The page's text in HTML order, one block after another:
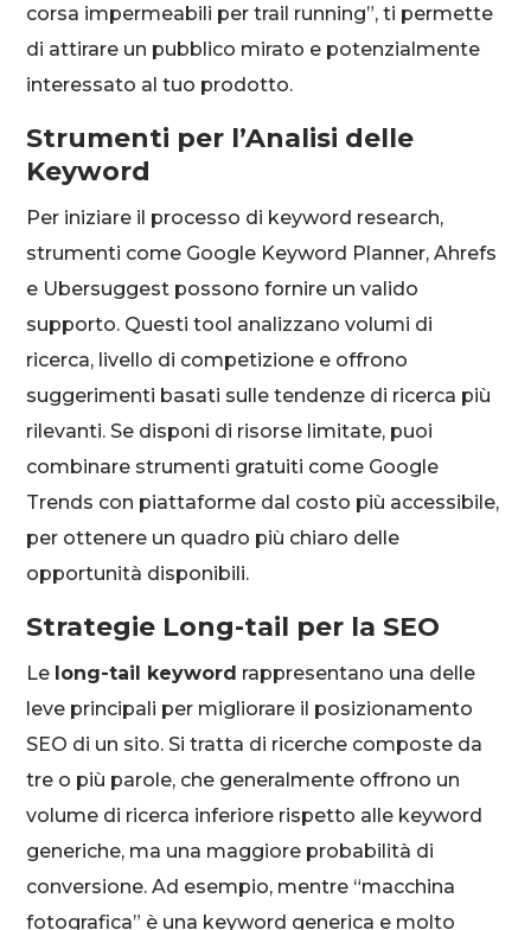
corsa impermeabili per trail running”, ti permette
di attirare un pubblico mirato e potenzialmente
interessato al tuo prodotto.
Strumenti per l’Analisi delle
Keyword
Per iniziare il processo di keyword research,
strumenti come Google Keyword Planner, Ahrefs
e Ubersuggest possono fornire un valido
supporto. Questi tool analizzano volumi di
ricerca, livello di competizione e offrono
suggerimenti basati sulle tendenze di ricerca più
rilevanti. Se disponi di risorse limitate, puoi
combinare strumenti gratuiti come Google
Trends con piattaforme dal costo più accessibile,
per ottenere un quadro più chiaro delle
opportunità disponibili.
Strategie Long-tail per la SEO
Le long-tail keyword rappresentano una delle
leve principali per migliorare il posizionamento
SEO di un sito. Si tratta di ricerche composte da
tre o più parole, che generalmente offrono un
volume di ricerca inferiore rispetto alle keyword
generiche, ma una maggiore probabilità di
conversione. Ad esempio, mentre “macchina
fotografica” è una keyword generica e molto